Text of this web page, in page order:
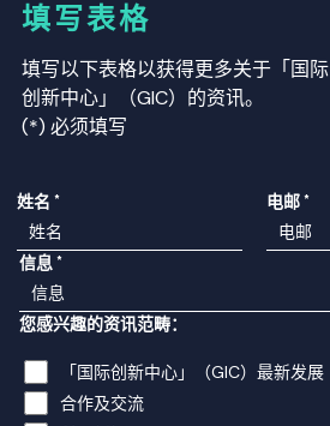
填写表格
填写以下表格以获得更多关于「国际
创新中心」（GIC）的资讯。
(*) 必须填写
姓名 * 电邮*
信息 *
您感兴趣的资讯范畴：
「国际创新中心」（GIC）最新发展
合作及交流